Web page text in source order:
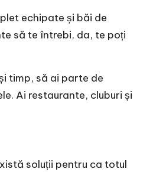
echipate și băi de
să te întrebi, da, te poți
timp, să ai parte de
Ai restaurante, cluburi și
soluții pentru ca totul